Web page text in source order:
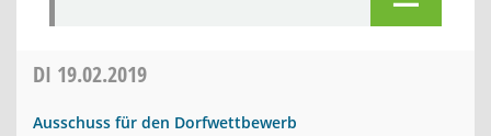
DI 19.02.2019
Ausschuss für den Dorfwettbewerb